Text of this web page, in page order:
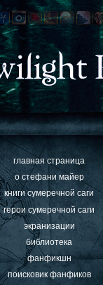
главная страница
о стефани майер
книги сумеречной саги
герои сумеречной саги
экранизации
библиотека
фанфикшн
поисковик фанфиков